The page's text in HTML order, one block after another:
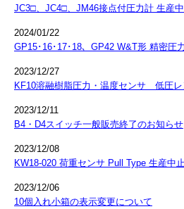
JC3□、JC4□、JM46接点付圧力計 生産
2024/01/22
GP15･16･17･18、GP42 W&T形 精密圧
2023/12/27
KF10溶融樹脂圧力・温度センサ 低圧レ
2023/12/11
B4・D4スイッチ一般販売終了のお知らせ
2023/12/08
KW18-020 荷重センサ Pull Type 生産中
2023/12/06
10個入れ小箱の表示変更について